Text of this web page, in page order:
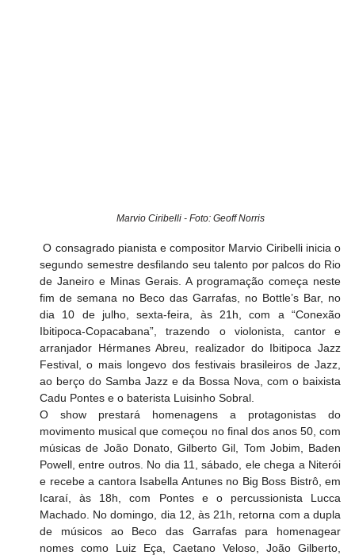
Marvio Ciribelli - Foto: Geoff Norris
O consagrado pianista e compositor Marvio Ciribelli inicia o
segundo semestre desfilando seu talento por palcos do Rio
de Janeiro e Minas Gerais. A programação começa neste
fim de semana no Beco das Garrafas, no Bottle’s Bar, no
dia 10 de julho, sexta-feira, às 21h, com a “Conexão
Ibitipoca-Copacabana”, trazendo o violonista, cantor e
arranjador Hérmanes Abreu, realizador do Ibitipoca Jazz
Festival, o mais longevo dos festivais brasileiros de Jazz,
ao berço do Samba Jazz e da Bossa Nova, com o baixista
Cadu Pontes e o baterista Luisinho Sobral.
O show prestará homenagens a protagonistas do
movimento musical que começou no final dos anos 50, com
músicas de João Donato, Gilberto Gil, Tom Jobim, Baden
Powell, entre outros. No dia 11, sábado, ele chega a Niterói
e recebe a cantora Isabella Antunes no Big Boss Bistrô, em
Icaraí, às 18h, com Pontes e o percussionista Lucca
Machado. No domingo, dia 12, às 21h, retorna com a dupla
de músicos ao Beco das Garrafas para homenagear
nomes como Luiz Eça, Caetano Veloso, João Gilberto,